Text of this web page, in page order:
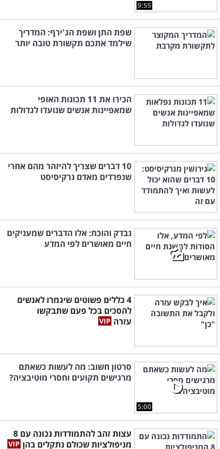
9:55
שפת התן ושפת הג'ירף: המדריך
שילמד אתכם תקשורת טובה יותר
הכירו את 11 תכונות האופי
שמאפיינות אנשים שנועדו לגדולות
10 דברים שצריך להיזהר מהם אחרי
שנפרדים מאדם נרקיסיסט
נבדק והוכח: אלו הדברים שמעניקים
חיים מאושרים לפי המדע
4 כללים פשוטים שיגמרו לאנשים
להסכים בכל פעם שתבקשו
עזרה
5:00
סרטון חשוב: מה לעשות כשאתם
מרגישים תקועים וחסרי מוטיבציה?
עצות זהב להתמודדות נכונה עם 8
מניפולציות שכולם נתקלים בהן